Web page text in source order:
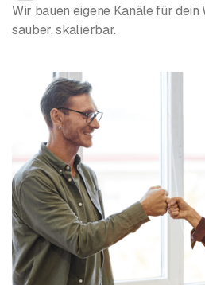
Wir bauen eigene Kanäle für dein
sauber, skalierbar.